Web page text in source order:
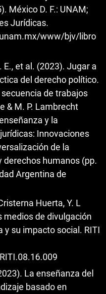
México D. F.: UNAM;
Jurídicas.
www/bjv/libro
et al. (2023). Jugar a
del derecho político.
de trabajos
& M. P. Lambrecht
y la
Innovaciones
de la
derechos humanos (pp.
Argentina de
Huerta, Y. L
medios de divulgación
y su impacto social. RITI
La enseñanza del
basado en